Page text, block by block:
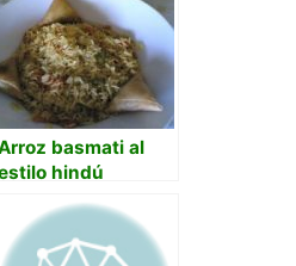
basmati al
hindú